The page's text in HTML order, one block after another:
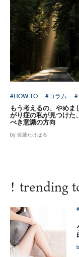
#HOW TO #コラム
もう考えるの、やめま
がり症の私が見つけた
べき意識の方向
by 佐藤たけはる
! trending